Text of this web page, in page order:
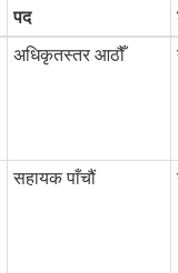
पद
अधिकृतस्तर आठौँ
सहायक पाँचौं